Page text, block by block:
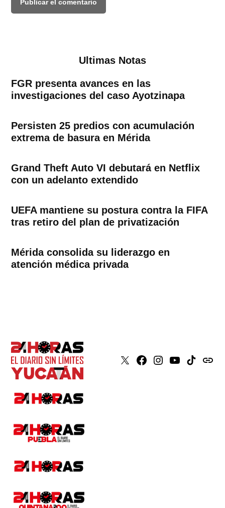
Ultimas Notas
FGR presenta avances en las
investigaciones del caso Ayotzinapa
Persisten 25 predios con acumulación
extrema de basura en Mérida
Grand Theft Auto VI debutará en Netflix
con un adelanto extendido
UEFA mantiene su postura contra la FIFA
tras retiro del plan de privatización
Mérida consolida su liderazgo en
atención médica privada
X Faceboook
Instagram
YoutubeTiktokissuu